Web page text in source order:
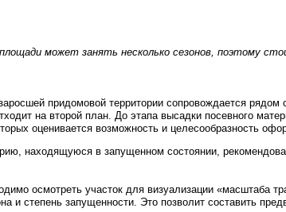
может занять несколько сезонов, поэтому
придомовой территории сопровождается
на второй план. До этапа высадки посевного
оценивается возможность и целесообразность
находящуюся в запущенном состоянии,
осмотреть участок для визуализации «масштаба
и степень запущенности. Это позволит составить